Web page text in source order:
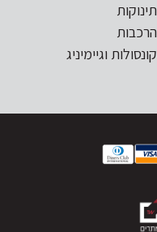
תינוקות
הרכבות
קונסולות וגיימיניג